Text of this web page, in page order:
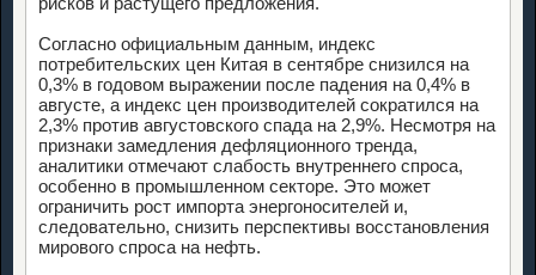
Согласно официальным данным, индекс
потребительских цен Китая в сентябре снизился на
0,3% в годовом выражении после падения на 0,4% в
августе, а индекс цен производителей сократился на
2,3% против августовского спада на 2,9%. Несмотря на
признаки замедления дефляционного тренда,
аналитики отмечают слабость внутреннего спроса,
особенно в промышленном секторе. Это может
ограничить рост импорта энергоносителей и,
следовательно, снизить перспективы восстановления
мирового спроса на нефть.